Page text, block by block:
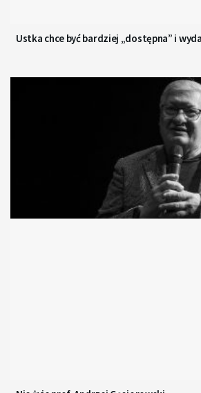
Ustka chce być bardziej „dostępna” i